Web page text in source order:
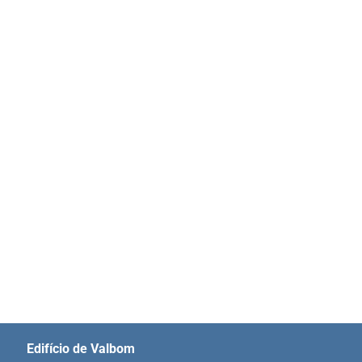
Edifício de Valbom